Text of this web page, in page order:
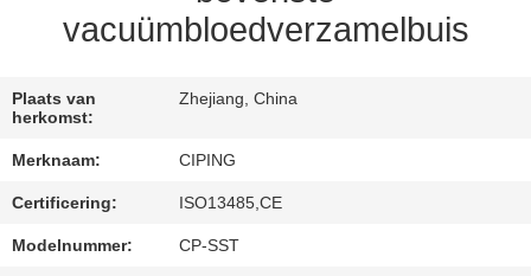
SITEMAP
PRIVACY
POLICY
vacuümbloedverzamelbuis
Plaats van
herkomst:
Zhejiang, China
Merknaam: CIPING
Certificering: ISO13485,CE
Modelnummer: CP-SST